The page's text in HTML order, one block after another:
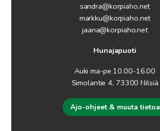
sandra@korpiaho.net
markku@korpiaho.net
jaana@korpiaho.net
Hunajapuoti
Auki ma-pe 10.00-16.00
Simolantie 4, 73300 Nilsiä
Ajo-ohjeet & muuta tietoa